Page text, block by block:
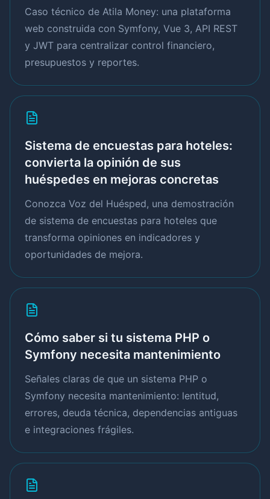
Caso técnico de Atila Money: una plataforma
web construida con Symfony, Vue 3, API REST
y JWT para centralizar control financiero,
presupuestos y reportes.
Sistema de encuestas para hoteles:
convierta la opinión de sus
huéspedes en mejoras concretas
Conozca Voz del Huésped, una demostración
de sistema de encuestas para hoteles que
transforma opiniones en indicadores y
oportunidades de mejora.
Cómo saber si tu sistema PHP o
Symfony necesita mantenimiento
Señales claras de que un sistema PHP o
Symfony necesita mantenimiento: lentitud,
errores, deuda técnica, dependencias antiguas
e integraciones frágiles.